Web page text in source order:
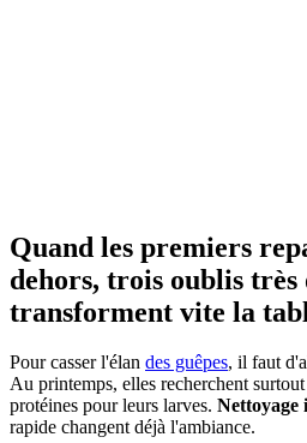
Quand les premiers
dehors, trois oublis
transforment vite la
Pour casser l'élan des guêpes, il faut
Au printemps, elles recherchent
protéines pour leurs larves. Nettoyage
rapide changent déjà l'ambiance.